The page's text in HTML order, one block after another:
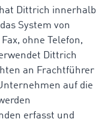
Dittrich innerhalb
System von
ohne Telefon,
Dittrich
an Frachtführer
auf die
erfasst und